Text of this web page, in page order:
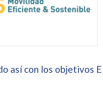
así con los objetivos